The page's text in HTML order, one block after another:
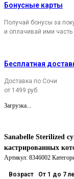
Бонусные карты
Получай бонусы за
и оплачивай ими часть
Бесплатная
Доставка по Сочи
от 1499 руб.
Загрузка...
Sanabelle Sterilized
кастрированных
Артикул: 8346002
Возраст От 1 до 7